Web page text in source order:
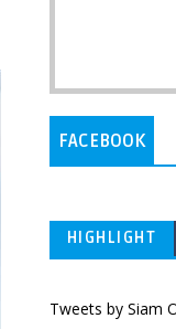
FACEBOOK
HIGHLIGHT
Tweets by Siam